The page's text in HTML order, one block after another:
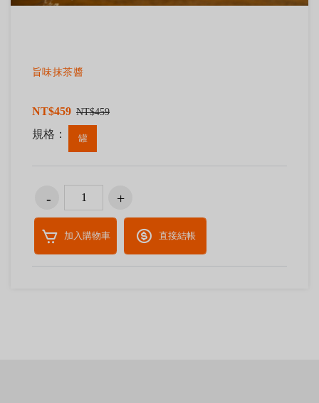
旨味抹茶醬
NT$459 NT$459
規格： 罐
加入購物車 直接結帳